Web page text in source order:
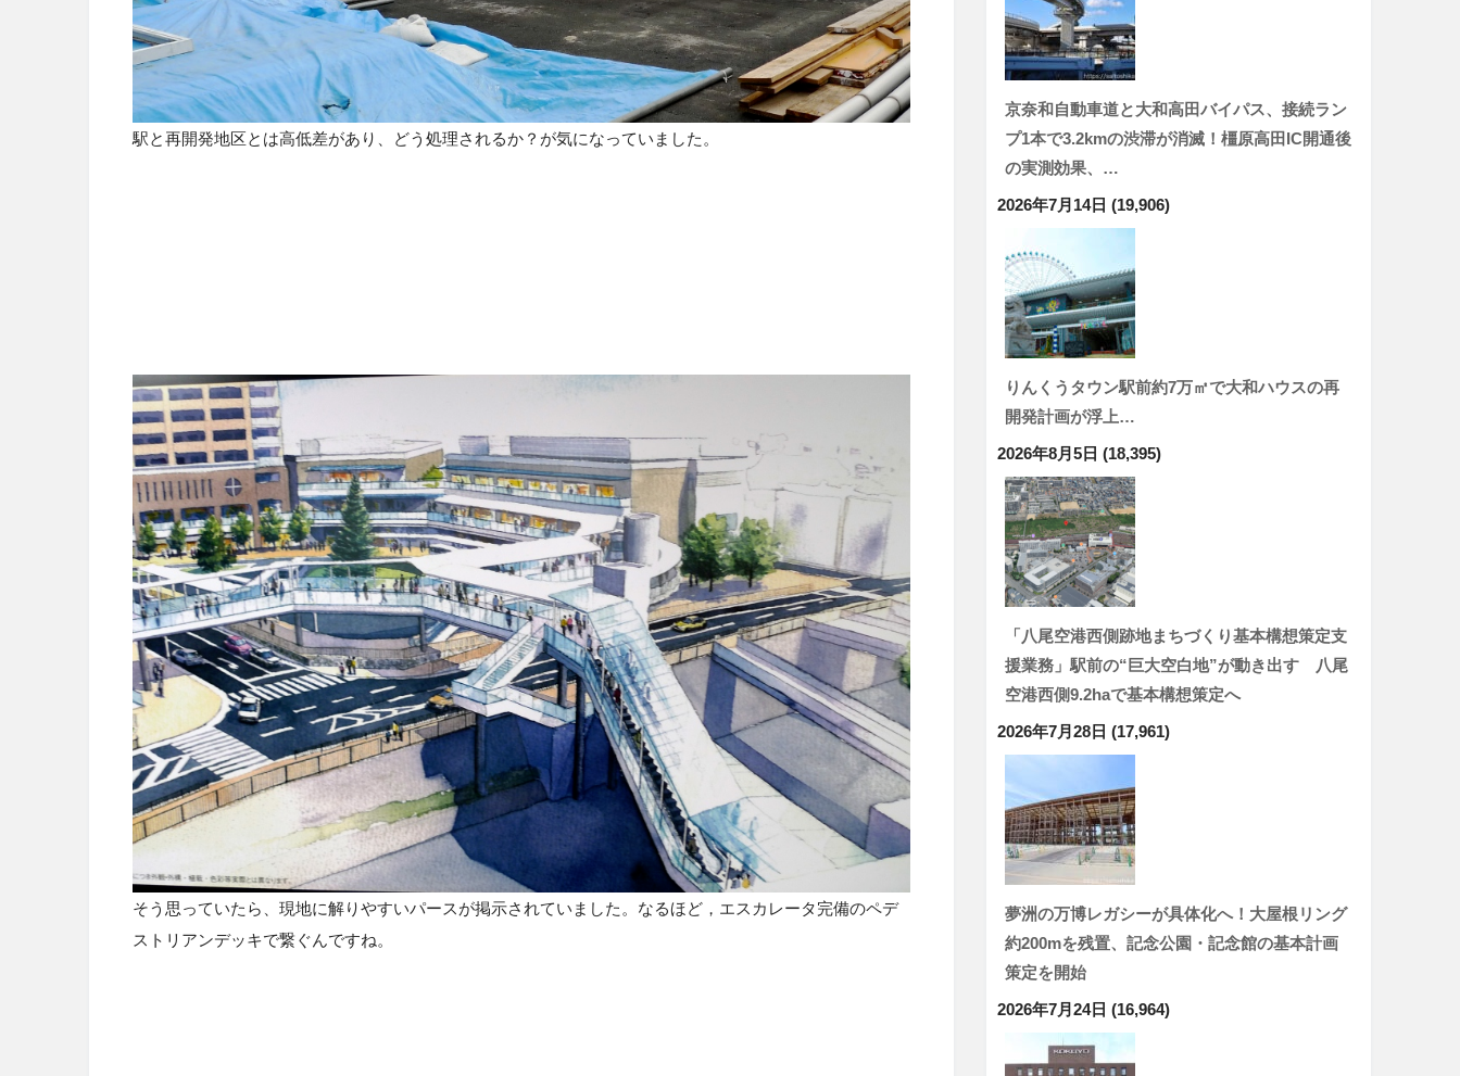
駅と再開発地区とは高低差があり、どう処理されるか？が気になっていました。
そう思っていたら、現地に解りやすいパースが掲示されていました。なるほど，エスカレータ完備のペデ
ストリアンデッキで繋ぐんですね。
京奈和自動車道と大和高田バイパス、接続ラン
プ1本で3.2kmの渋滞が消滅！橿原高田IC開通後
の実測効果、…
2026年7月14日 (19,906)
りんくうタウン駅前約7万㎡で大和ハウスの再
開発計画が浮上…
2026年8月5日 (18,395)
「八尾空港西側跡地まちづくり基本構想策定支
援業務」駅前の“巨大空白地”が動き出す 八尾
空港西側9.2haで基本構想策定へ
2026年7月28日 (17,961)
夢洲の万博レガシーが具体化へ！大屋根リング
約200mを残置、記念公園・記念館の基本計画
策定を開始
2026年7月24日 (16,964)